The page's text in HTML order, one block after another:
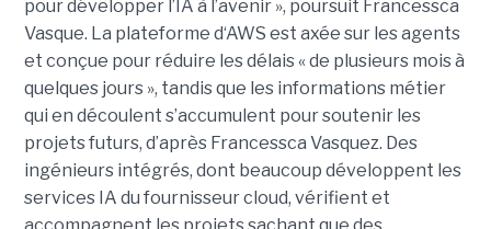
pour développer l’IA à l’avenir », poursuit Francessca
Vasque. La plateforme d‘AWS est axée sur les agents
et conçue pour réduire les délais « de plusieurs mois à
quelques jours », tandis que les informations métier
qui en découlent s’accumulent pour soutenir les
projets futurs, d’après Francessca Vasquez. Des
ingénieurs intégrés, dont beaucoup développent les
services IA du fournisseur cloud, vérifient et